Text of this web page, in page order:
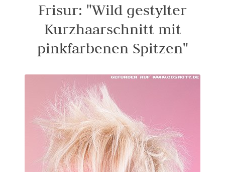
Frisur: "Wild gestylter
Kurzhaarschnitt mit
pinkfarbenen Spitzen"